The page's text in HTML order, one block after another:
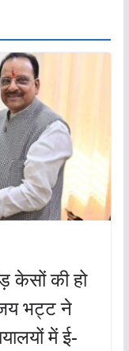
केसों की हो
भट्ट ने
में ई-